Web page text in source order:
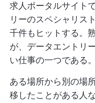
求人ポータルサイト
リーのスペシャリス
千件もヒットする。
が、データエントリ
い仕事の一つである。
ある場所から別の場
移したことがある人